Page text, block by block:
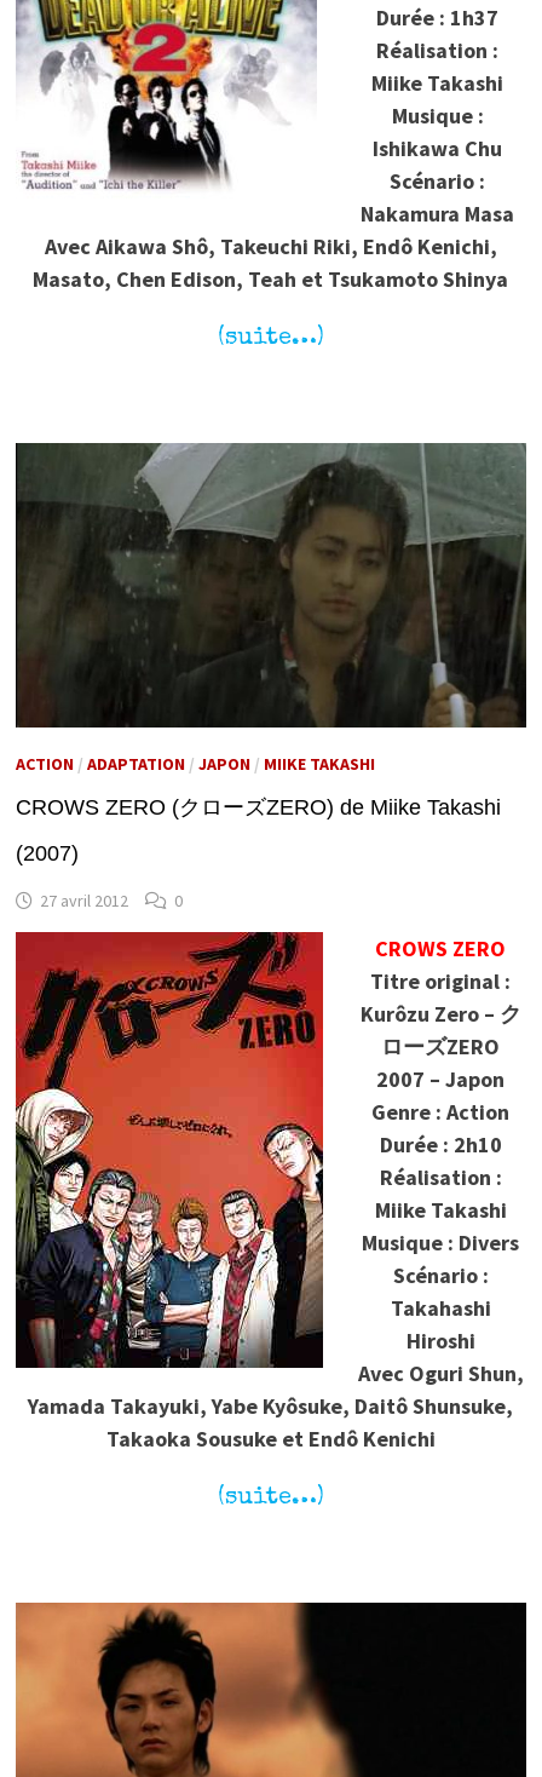
Durée : 1h37
Réalisation :
Miike Takashi
Musique :
Ishikawa Chu
Scénario :
Nakamura Masa
Avec Aikawa Shô, Takeuchi Riki, Endô Kenichi,
Masato, Chen Edison, Teah et Tsukamoto Shinya
(suite…)
ACTION/ ADAPTATION/ JAPON/ MIIKE TAKASHI
CROWS ZERO (クローズZERO) de Miike Takashi
(2007)
27 avril 2012 0
CROWS ZERO
Titre original :
Kurôzu Zero – ク
ローズZERO
2007 – Japon
Genre : Action
Durée : 2h10
Réalisation :
Miike Takashi
Musique : Divers
Scénario :
Takahashi
Hiroshi
Avec Oguri Shun,
Yamada Takayuki, Yabe Kyôsuke, Daitô Shunsuke,
Takaoka Sousuke et Endô Kenichi
(suite…)